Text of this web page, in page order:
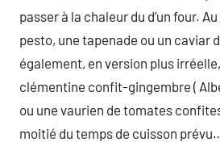
passer à la chaleur du d’un four.
pesto, une tapenade ou un caviar
également, en version plus
clémentine confit-gingembre (
ou une vaurien de tomates
moitié du temps de cuisson